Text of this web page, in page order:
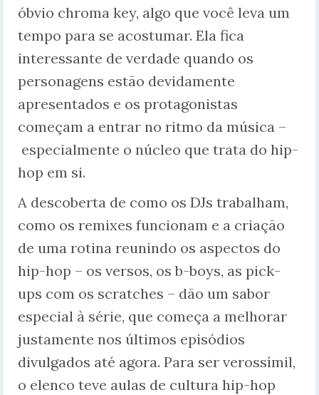
óbvio chroma key, algo que você leva um
tempo para se acostumar. Ela fica
interessante de verdade quando os
personagens estão devidamente
apresentados e os protagonistas
começam a entrar no ritmo da música –
especialmente o núcleo que trata do hip-
hop em si.
A descoberta de como os DJs trabalham,
como os remixes funcionam e a criação
de uma rotina reunindo os aspectos do
hip-hop – os versos, os b-boys, as pick-
ups com os scratches – dão um sabor
especial à série, que começa a melhorar
justamente nos últimos episódios
divulgados até agora. Para ser verossímil,
o elenco teve aulas de cultura hip-hop